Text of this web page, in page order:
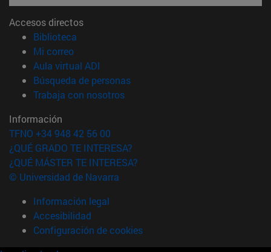
Accesos directos
Biblioteca
Mi correo(abre en nueva ventana)
Aula virtual ADI
Búsqueda de personas(abre en nueva ventana)
Trabaja con nosotros(abre en nueva ventana)
Información
TFNO +34 948 42 56 00
¿QUÉ GRADO TE INTERESA?
¿QUÉ MÁSTER TE INTERESA?
© Universidad de Navarra
Información legal
Accesibilidad
Configuración de cookies